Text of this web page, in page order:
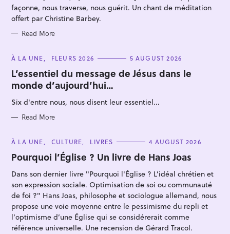
façonne, nous traverse, nous guérit. Un chant de méditation
offert par Christine Barbey.
Read More
C
T
E
G
O
R
I
S
À LA UNE FLEURS 2026 5 AUGUST 2026
L’essentiel du message de Jésus dans le
monde d’aujourd’hui…
Six d'entre nous, nous disent leur essentiel...
Read More
C
T
E
O
I
E
S
À LA UNE CULTURE LIVRES 4 AUGUST 2026
Pourquoi l’Église ? Un livre de Hans Joas
Dans son dernier livre "Pourquoi l'Église ? L’idéal chrétien et
son expression sociale. Optimisation de soi ou communauté
de foi ?" Hans Joas, philosophe et sociologue allemand, nous
propose une voie moyenne entre le pessimisme du repli et
l’optimisme d’une Église qui se considérerait comme
référence universelle. Une recension de Gérard Tracol.